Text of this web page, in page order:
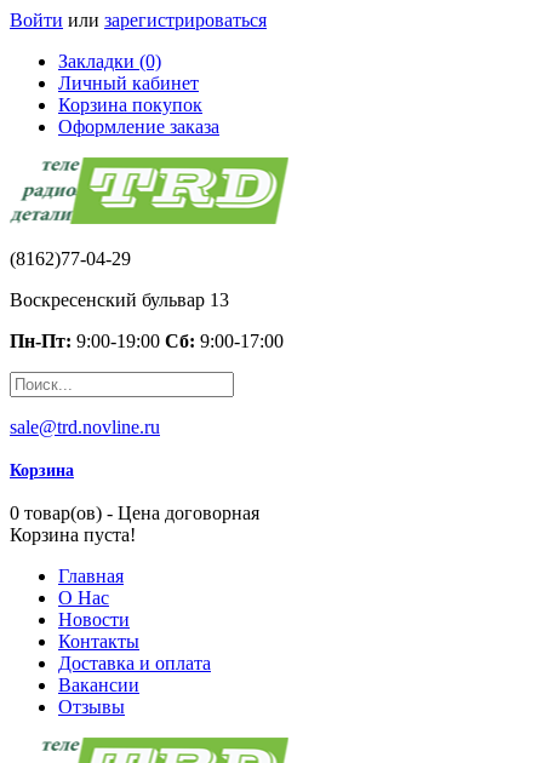
Войти или зарегистрироваться
Закладки (0)
Личный кабинет
Корзина покупок
Оформление заказа
(8162)77-04-29
Воскресенский бульвар 13
Пн-Пт: 9:00-19:00 Сб: 9:00-17:00
sale@trd.novline.ru
Корзина
0 товар(ов) - Цена договорная
Корзина пуста!
Главная
О Нас
Новости
Контакты
Доставка и оплата
Вакансии
Отзывы